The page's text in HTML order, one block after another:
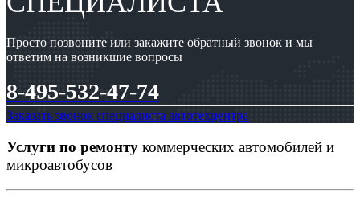
Просто позвоните или закажите обратный звонок и мы
ответим на возникшие вопросы
8-495-532-47-74
Заказать звонок специалиста автотехцентра
Услуги по ремонту коммерческих автомобилей и
микроавтобусов